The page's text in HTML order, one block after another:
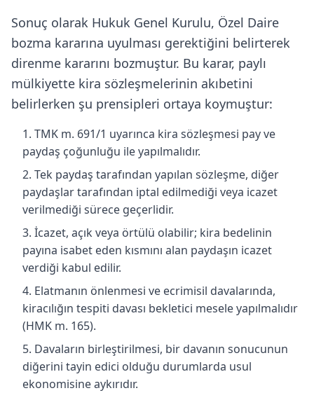
Sonuç olarak Hukuk Genel Kurulu, Özel Daire
bozma kararına uyulması gerektiğini belirterek
direnme kararını bozmuştur. Bu karar, paylı
mülkiyette kira sözleşmelerinin akıbetini
belirlerken şu prensipleri ortaya koymuştur:
TMK m. 691/1 uyarınca kira sözleşmesi pay ve
paydaş çoğunluğu ile yapılmalıdır.
Tek paydaş tarafından yapılan sözleşme, diğer
paydaşlar tarafından iptal edilmediği veya icazet
verilmediği sürece geçerlidir.
İcazet, açık veya örtülü olabilir; kira bedelinin
payına isabet eden kısmını alan paydaşın icazet
verdiği kabul edilir.
Elatmanın önlenmesi ve ecrimisil davalarında,
kiracılığın tespiti davası bekletici mesele yapılmalıdır
(HMK m. 165).
Davaların birleştirilmesi, bir davanın sonucunun
diğerini tayin edici olduğu durumlarda usul
ekonomisine aykırıdır.